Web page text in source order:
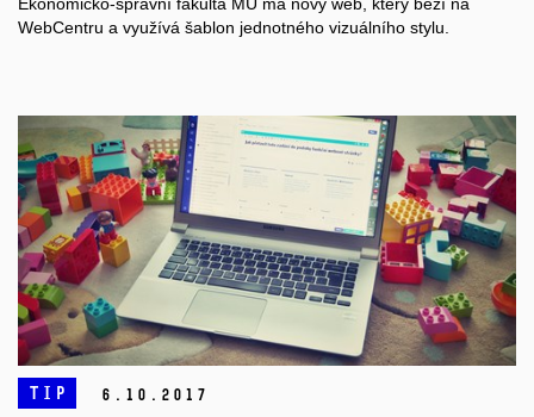
WebCentru a využívá šablon jednotného vizuálního stylu.
TIP 6. 10. 2017